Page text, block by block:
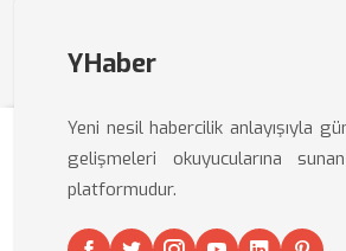
YHaber
Yeni nesil habercilik anlayışıyla
gelişmeleri okuyucularına
platformudur.